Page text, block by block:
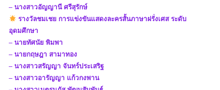
– นางสาวอัญญานี ศรีสุรักษ์
รางวัลชมเชย การแข่งขันแสดงละครสั้นภาษาฝรั่งเศส ระดับ
อุดมศึกษา
– นายทัศนัย พิมพา
– นายกฤษฎา สามาทอง
– นางสาวสรัญญา จันทร์ประเสริฐ
– นางสาวอารัญญา แก้วกงพาน